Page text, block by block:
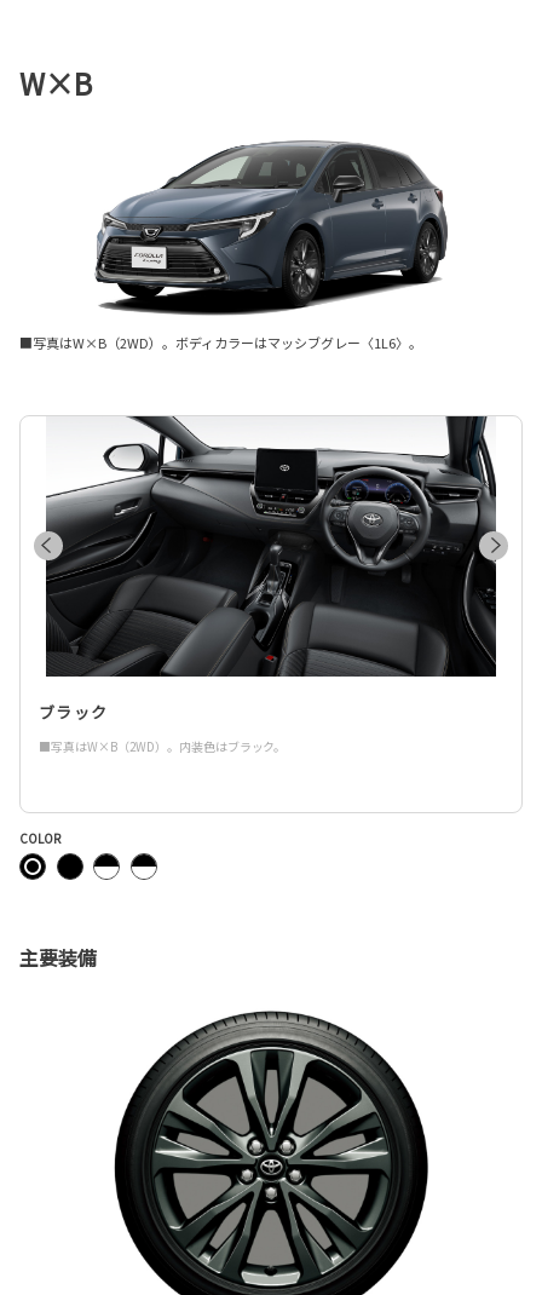
W×B
■写真はW×B（2WD）。ボディカラーはマッシブグレー〈1L6〉。
ブラック
■写真はW×B（2WD）。内装色はブラック。
COLOR
主要装備